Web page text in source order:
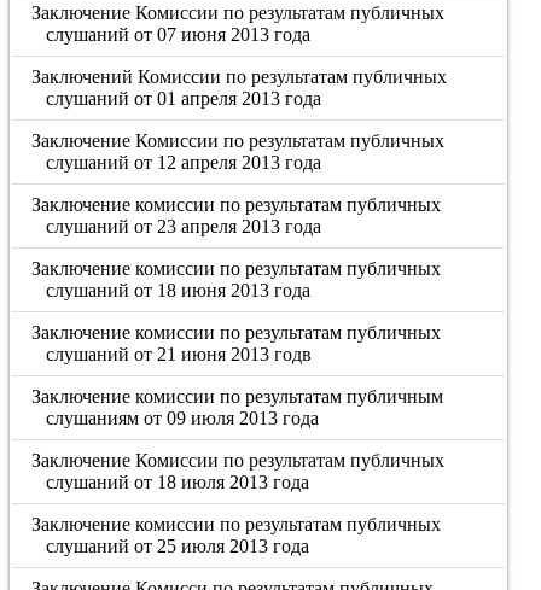
Заключение Комиссии по результатам публичных
слушаний от 07 июня 2013 года
Заключений Комиссии по результатам публичных
слушаний от 01 апреля 2013 года
Заключение Комиссии по результатам публичных
слушаний от 12 апреля 2013 года
Заключение комиссии по результатам публичных
слушаний от 23 апреля 2013 года
Заключение комиссии по результатам публичных
слушаний от 18 июня 2013 года
Заключение комиссии по результатам публичных
слушаний от 21 июня 2013 годв
Заключение комиссии по результатам публичным
слушаниям от 09 июля 2013 года
Заключение Комиссии по результатам публичных
слушаний от 18 июля 2013 года
Заключение комиссии по результатам публичных
слушаний от 25 июля 2013 года